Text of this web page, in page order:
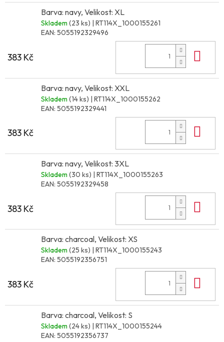
Barva: navy, Velikost: XL
Skladem (23 ks) | RT114X_1000155261
EAN: 5055192329496
383 Kč
Barva: navy, Velikost: XXL
Skladem (14 ks) | RT114X_1000155262
EAN: 5055192329441
383 Kč
Barva: navy, Velikost: 3XL
Skladem (30 ks) | RT114X_1000155263
EAN: 5055192329458
383 Kč
Barva: charcoal, Velikost: XS
Skladem (25 ks) | RT114X_1000155243
EAN: 5055192356751
383 Kč
Barva: charcoal, Velikost: S
Skladem (24 ks) | RT114X_1000155244
EAN: 5055192356737